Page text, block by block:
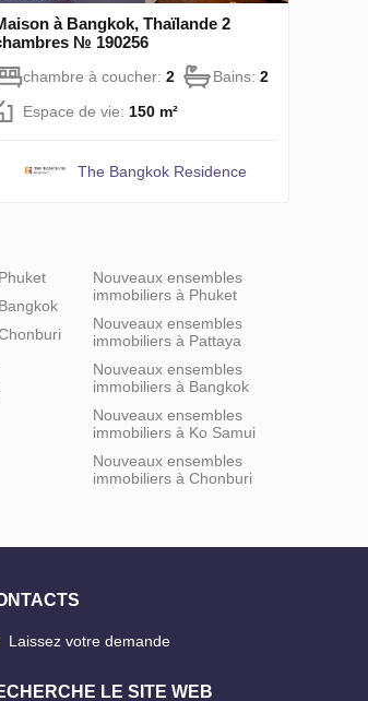
à Bangkok, Thaïlande 2
№ 190256
chambre à coucher: 2 Bains: 2
Espace de vie: 150 m²
The Bangkok Residence
Nouveaux ensembles
immobiliers à Phuket
Nouveaux ensembles
immobiliers à Pattaya
Nouveaux ensembles
immobiliers à Bangkok
Nouveaux ensembles
immobiliers à Ko Samui
Nouveaux ensembles
immobiliers à Chonburi
Laissez votre demande
LE SITE WEB